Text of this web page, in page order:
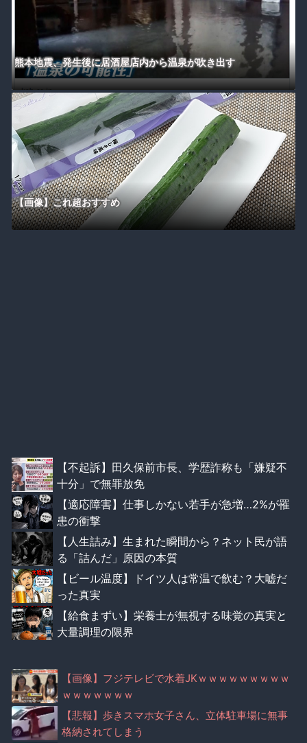
熊本地震、発生後に居酒屋店内から温泉が吹き出す
【画像】これ超おすすめ
【不起訴】田久保前市長、学歴詐称も「嫌疑不
十分」で無罪放免
【適応障害】仕事しかない若手が急増…2%が罹
患の衝撃
【人生詰み】生まれた瞬間から？ネット民が語
る「詰んだ」原因の本質
【ビール温度】ドイツ人は常温で飲む？大嘘だ
った真実
【給食まずい】栄養士が無視する味覚の真実と
大量調理の限界
【画像】フジテレビで水着JKｗｗｗｗｗｗｗｗｗ
ｗｗｗｗｗｗｗ
【悲報】歩きスマホ女子さん、立体駐車場に無事
格納されてしまう